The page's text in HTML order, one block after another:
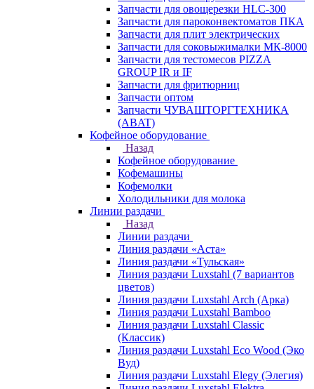
Запчасти для овощерезки HLC-300
Запчасти для пароконвектоматов ПКА
Запчасти для плит электрических
Запчасти для соковыжималки МК-8000
Запчасти для тестомесов PIZZA
GROUP IR и IF
Запчасти для фритюрниц
Запчасти оптом
Запчасти ЧУВАШТОРГТЕХНИКА
(ABAT)
Кофейное оборудование
Назад
Кофейное оборудование
Кофемашины
Кофемолки
Холодильники для молока
Линии раздачи
Назад
Линии раздачи
Линия раздачи «Аста»
Линия раздачи «Тульская»
Линия раздачи Luxstahl (7 вариантов
цветов)
Линия раздачи Luxstahl Arch (Арка)
Линия раздачи Luxstahl Bamboo
Линия раздачи Luxstahl Classic
(Классик)
Линия раздачи Luxstahl Eco Wood (Эко
Вуд)
Линия раздачи Luxstahl Elegy (Элегия)